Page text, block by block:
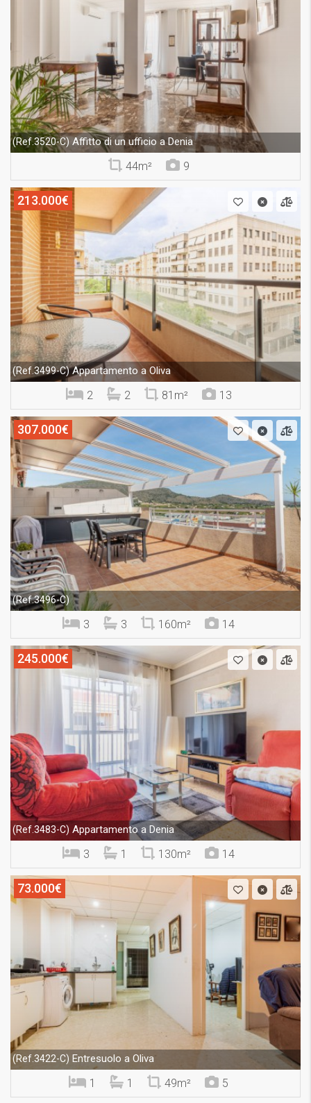
(Ref.3520-C) Affitto di un ufficio a Denia
44m² 9
213.000€
(Ref.3499-C)Appartamento a Oliva
2 2 81m² 13
307.000€
(Ref.3496-C)
3 3 160m² 14
245.000€
(Ref.3483-C) Appartamento a Denia
3 1 130m² 14
73.000€
(Ref.3422-C) Entresuolo a Oliva
1 1 49m² 5